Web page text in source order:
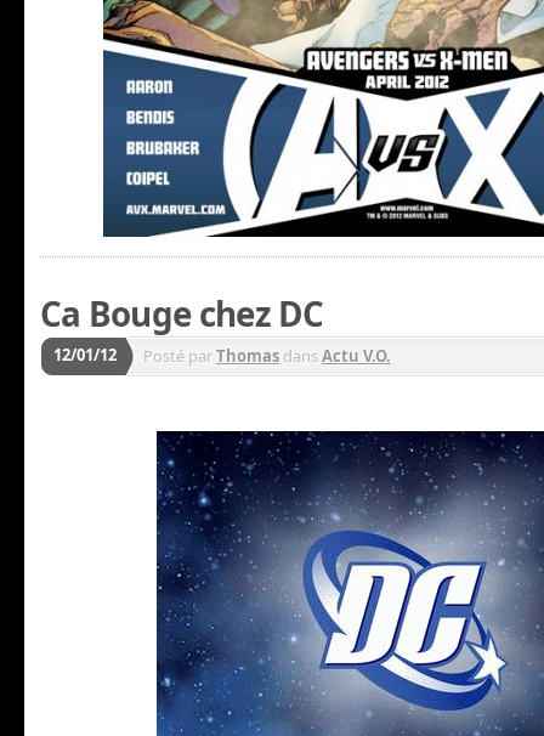
Ca Bouge chez DC
12/01/12 Posté parThomas dansActu V.O.